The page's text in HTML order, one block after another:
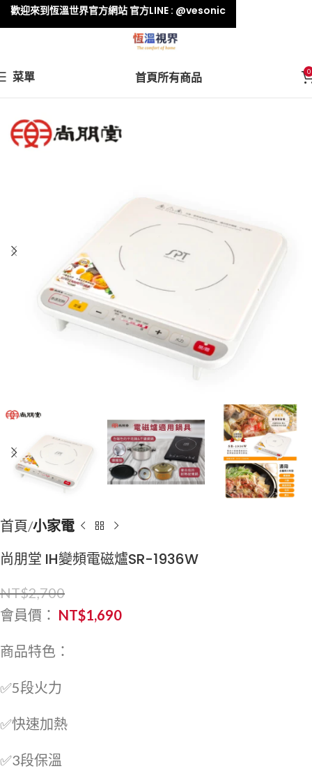
菜單 首頁所有商品 0
首頁 小家電
尚朋堂 IH變頻電磁爐SR-1936W
NT$2,700
會員價： NT$1,690
商品特色：
✅5段火力
✅快速加熱
✅3段保溫
歡迎來到恆溫世界官方網站 官方LINE : @vesonic